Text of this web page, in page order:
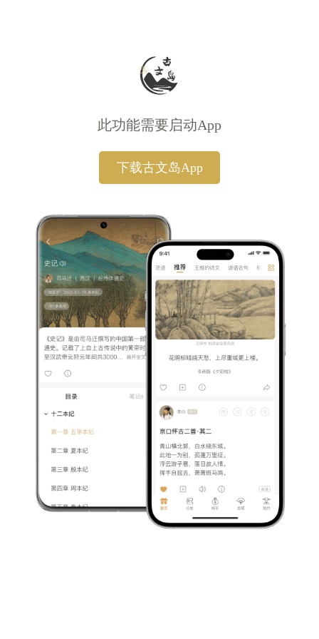
此功能需要启动App
下载古文岛App